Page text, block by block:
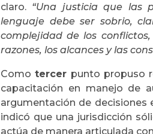
claro. “Una justicia que las
lenguaje debe ser sobrio,
complejidad de los
razones, los alcances y las
Como tercer punto propuso
capacitación en manejo de
argumentación de decisiones
indicó que una jurisdicción
actúa de manera articulada